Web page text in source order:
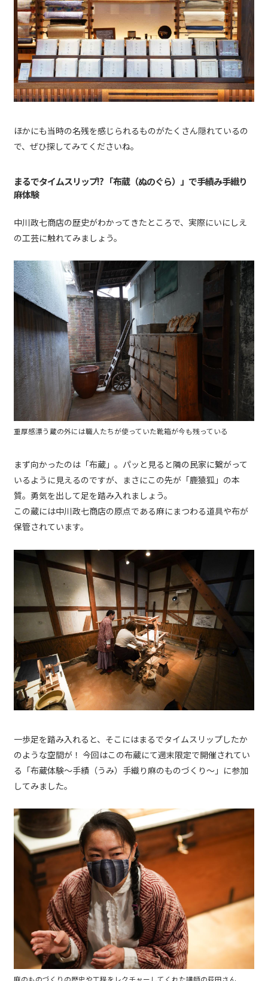
ほかにも当時の名残を感じられるものがたくさん隠れているの
で、ぜひ探してみてくださいね。
まるでタイムスリップ!? 「布蔵（ぬのぐら）」で手績み手織り
麻体験
中川政七商店の歴史がわかってきたところで、実際にいにしえ
の工芸に触れてみましょう。
重厚感漂う蔵の外には職人たちが使っていた靴箱が今も残っている
まず向かったのは「布蔵」。パッと見ると隣の民家に繋がって
いるように見えるのですが、まさにこの先が「鹿猿狐」の本
質。勇気を出して足を踏み入れましょう。
この蔵には中川政七商店の原点である麻にまつわる道具や布が
保管されています。
一歩足を踏み入れると、そこにはまるでタイムスリップしたか
のような空間が！ 今回はこの布蔵にて週末限定で開催されてい
る「布蔵体験～手績（うみ）手織り麻のものづくり～」に参加
してみました。
麻のものづくりの歴史や工程をレクチャーしてくれた講師の荻田さん